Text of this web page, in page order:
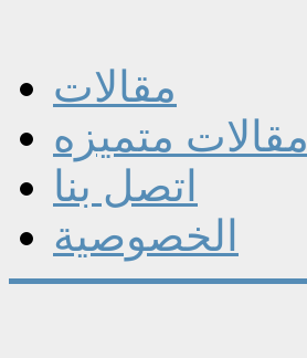
مقالات
مقالات متميزه
اتصل بنا
الخصوصية